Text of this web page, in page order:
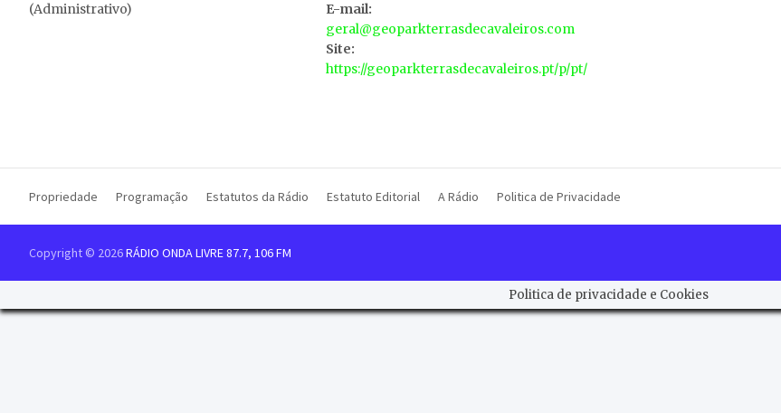
(Administrativo)
E-mail:
geral@geoparkterrasdecavaleiros.com
Site:
https://geoparkterrasdecavaleiros.pt/p/pt/
Propriedade Programação Estatutos da Rádio Estatuto Editorial A Rádio Politica de Privacidade
Copyright © 2026RÁDIO ONDA LIVRE 87.7, 106 FM
Politica de privacidade e Cookies